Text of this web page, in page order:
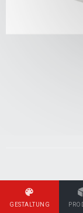
GESTALTUNG